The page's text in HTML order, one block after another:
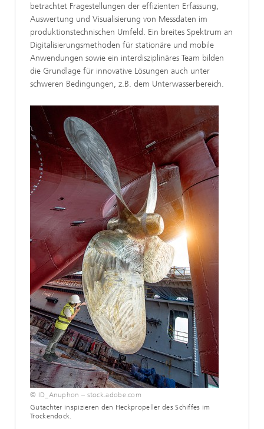
betrachtet Fragestellungen der effizienten Erfassung,
Auswertung und Visualisierung von Messdaten im
produktionstechnischen Umfeld. Ein breites Spektrum an
Digitalisierungsmethoden für stationäre und mobile
Anwendungen sowie ein interdisziplinäres Team bilden
die Grundlage für innovative Lösungen auch unter
schweren Bedingungen, z.B. dem Unterwasserbereich.
© ID_Anuphon – stock.adobe.com
Gutachter inspizieren den Heckpropeller des Schiffes im
Trockendock.